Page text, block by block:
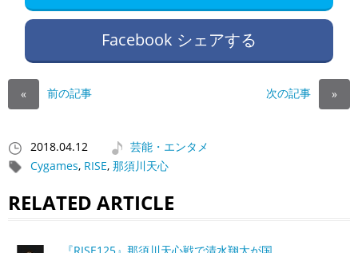
Facebook シェアする
« 前の記事 次の記事 »
2018.04.12
芸能・エンタメ
Cygames, RISE, 那須川天心
RELATED ARTICLE